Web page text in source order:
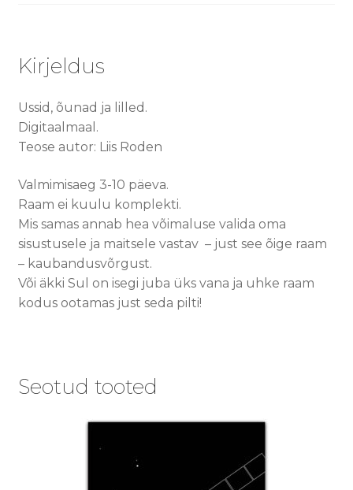
Kirjeldus
Ussid, õunad ja lilled.
Digitaalmaal.
Teose autor: Liis Roden
Valmimisaeg 3-10 päeva.
Raam ei kuulu komplekti.
Mis samas annab hea võimaluse valida oma
sisustusele ja maitsele vastav – just see õige raam
– kaubandusvõrgust.
Või äkki Sul on isegi juba üks vana ja uhke raam
kodus ootamas just seda pilti!
Seotud tooted